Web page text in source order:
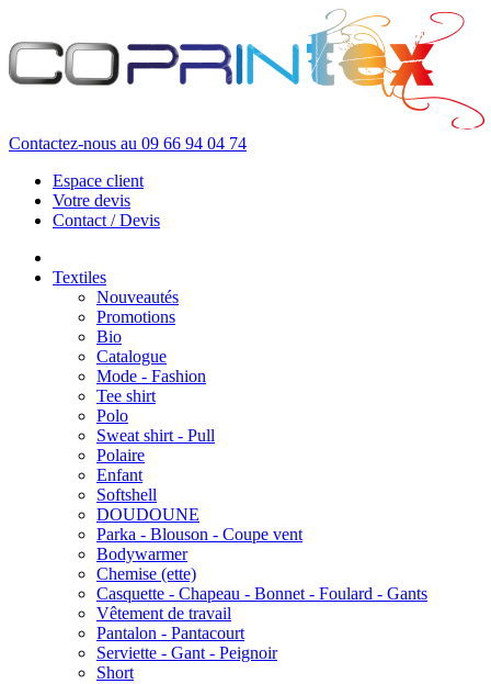
Contactez-nous au 09 66 94 04 74
Espace client
Votre devis
Contact / Devis
Textiles
Nouveautés
Promotions
Bio
Catalogue
Mode - Fashion
Tee shirt
Polo
Sweat shirt - Pull
Polaire
Enfant
Softshell
DOUDOUNE
Parka - Blouson - Coupe vent
Bodywarmer
Chemise (ette)
Casquette - Chapeau - Bonnet - Foulard - Gants
Vêtement de travail
Pantalon - Pantacourt
Serviette - Gant - Peignoir
Short